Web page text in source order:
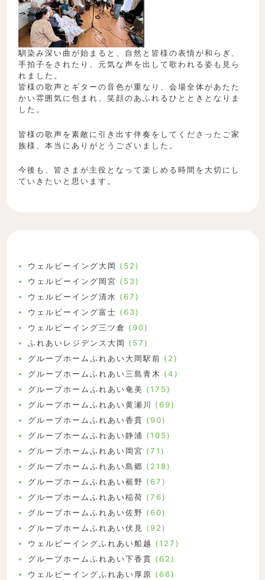
馴染み深い曲が始まると、自然と皆様の表情が和らぎ、
手拍子をされたり、元気な声を出して歌われる姿も見ら
れました。
皆様の歌声とギターの音色が重なり、会場全体があたた
かい雰囲気に包まれ、笑顔のあふれるひとときとなりま
した。
皆様の歌声を素敵に引き出す伴奏をしてくださったご家
族様、本当にありがとうございました。
今後も、皆さまが主役となって楽しめる時間を大切にし
ていきたいと思います。
ウェルビーイング大岡 (52)
ウェルビーイング岡宮 (53)
ウェルビーイング清水 (67)
ウェルビーイング富士 (63)
ウェルビーイング三ツ倉 (90)
ふれあいレジデンス大岡 (57)
グループホームふれあい大岡駅前 (2)
グループホームふれあい三島青木 (4)
グループホームふれあい奄美 (175)
グループホームふれあい黄瀬川
(69)
グループホームふれあい香貫 (90)
グループホームふれあい静浦 (105)
グループホームふれあい岡宮 (71)
グループホームふれあい島郷 (218)
グループホームふれあい裾野 (67)
グループホームふれあい稲荷 (76)
グループホームふれあい佐野 (60)
グループホームふれあい伏見
(92)
ウェルビーイングふれあい船越 (127)
グループホームふれあい下香貫 (62)
ウェルビーイングふれあい厚原 (66)